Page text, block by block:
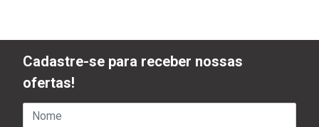
Cadastre-se para receber nossas
ofertas!